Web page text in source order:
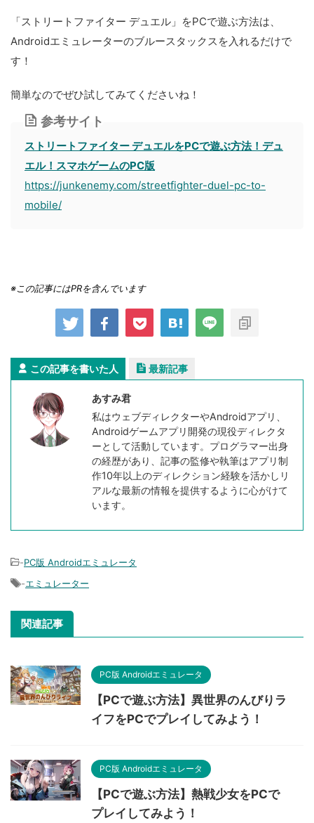
「ストリートファイター デュエル」をPCで遊ぶ方法は、
Androidエミュレーターのブルースタックスを入れるだけで
す！
簡単なのでぜひ試してみてくださいね！
参考サイト
ストリートファイター デュエルをPCで遊ぶ方法！デュ
エル！スマホゲームのPC版
https://junkenemy.com/streetfighter-duel-pc-to-
mobile/
※この記事にはPRを含んでいます
この記事を書いた人 最新記事
あすみ君
私はウェブディレクターやAndroidアプリ、
Androidゲームアプリ開発の現役ディレクタ
ーとして活動しています。プログラマー出身
の経歴があり、記事の監修や執筆はアプリ制
作10年以上のディレクション経験を活かしリ
アルな最新の情報を提供するように心がけて
います。
-PC版 Androidエミュレータ
-エミュレーター
関連記事
PC版 Androidエミュレータ
【PCで遊ぶ方法】異世界のんびりラ
イフをPCでプレイしてみよう！
PC版 Androidエミュレータ
【PCで遊ぶ方法】熱戦少女をPCで
プレイしてみよう！